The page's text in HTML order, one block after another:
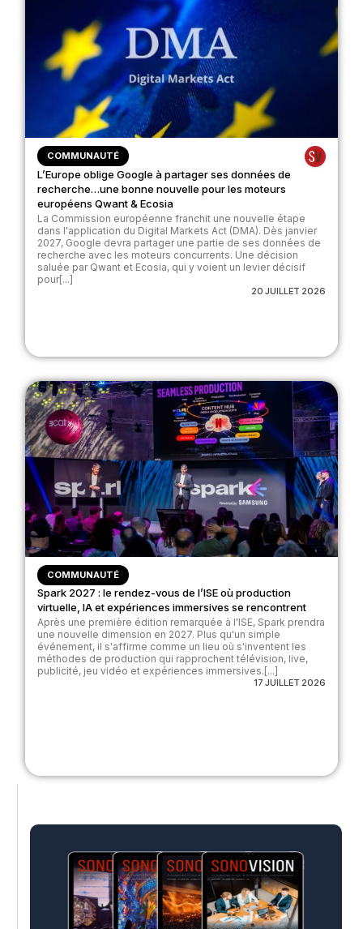
COMMUNAUTÉ
L’Europe oblige Google à partager ses données de
recherche…une bonne nouvelle pour les moteurs
européens Qwant & Ecosia
La Commission européenne franchit une nouvelle étape
dans l'application du Digital Markets Act (DMA). Dès janvier
2027, Google devra partager une partie de ses données de
recherche avec les moteurs concurrents. Une décision
saluée par Qwant et Ecosia, qui y voient un levier décisif
pour[...]
20 JUILLET 2026
COMMUNAUTÉ
Spark 2027 : le rendez-vous de l’ISE où production
virtuelle, IA et expériences immersives se rencontrent
Après une première édition remarquée à l'ISE, Spark prendra
une nouvelle dimension en 2027. Plus qu'un simple
événement, il s'affirme comme un lieu où s'inventent les
méthodes de production qui rapprochent télévision, live,
publicité, jeu vidéo et expériences immersives.[...]
17 JUILLET 2026